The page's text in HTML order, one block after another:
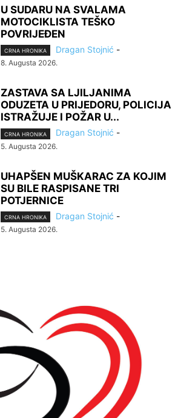
U SUDARU NA SVALAMA
MOTOCIKLISTA TEŠKO
POVRIJEĐEN
CRNA HRONIKA Dragan Stojnić -
8. Augusta 2026.
ZASTAVA SA LJILJANIMA
ODUZETA U PRIJEDORU, POLICIJA
ISTRAŽUJE I POŽAR U...
CRNA HRONIKA Dragan Stojnić -
5. Augusta 2026.
UHAPŠEN MUŠKARAC ZA KOJIM
SU BILE RASPISANE TRI
POTJERNICE
CRNA HRONIKA Dragan Stojnić -
5. Augusta 2026.